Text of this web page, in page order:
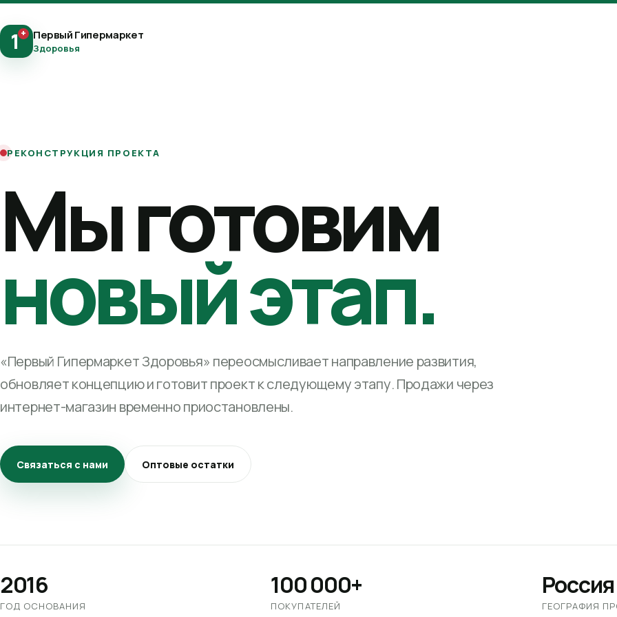
1+ Первый Гипермаркет
Здоровья
РЕКОНСТРУКЦИЯ ПРОЕКТА
Мы готовим
новый этап.
«Первый Гипермаркет Здоровья» переосмысливает направление развития,
обновляет концепцию и готовит проект к следующему этапу. Продажи через
интернет-магазин временно приостановлены.
Связаться с нами Оптовые остатки
2016
ГОД ОСНОВАНИЯ
100 000+
ПОКУПАТЕЛЕЙ
Россия
ГЕОГРАФИЯ